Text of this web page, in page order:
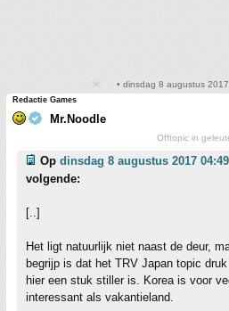
• dinsdag 8 augustus
Redactie Games
Mr.Noodle
Offtopic in
Op dinsdag 8 augustus 2017 04:49
volgende:
[..]
Het ligt natuurlijk niet naast de deur,
begrijp is dat het TRV Japan topic
hier een stuk stiller is. Korea is voor
interessant als vakantieland.